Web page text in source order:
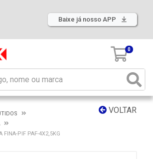
Baixe já nosso APP
0
VOLTAR
FINA-PIF PAF-4X2,5KG